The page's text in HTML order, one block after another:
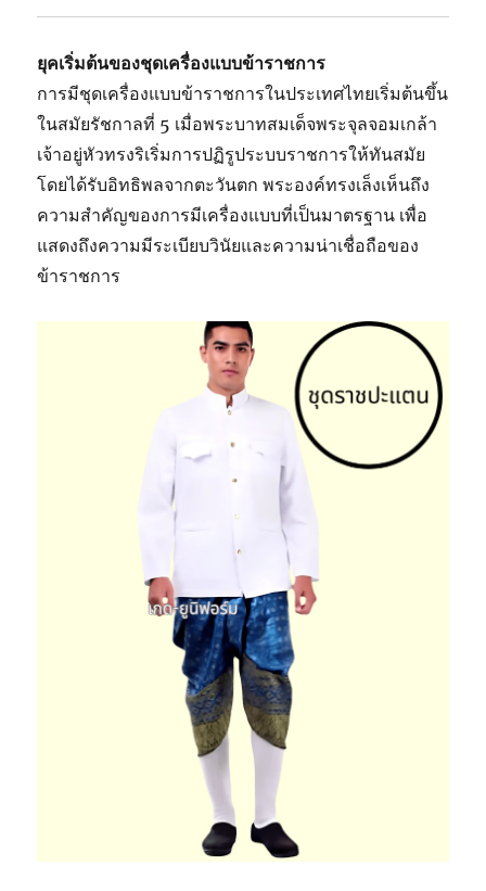
ยุคเริ่มต้นของชุดเครื่องแบบข้าราชการ
การมีชุดเครื่องแบบข้าราชการในประเทศไทยเริ่มต้นขึ้น
ในสมัยรัชกาลที่ 5 เมื่อพระบาทสมเด็จพระจุลจอมเกล้า
เจ้าอยู่หัวทรงริเริ่มการปฏิรูประบบราชการให้ทันสมัย
โดยได้รับอิทธิพลจากตะวันตก พระองค์ทรงเล็งเห็นถึง
ความสำคัญของการมีเครื่องแบบที่เป็นมาตรฐาน เพื่อ
แสดงถึงความมีระเบียบวินัยและความน่าเชื่อถือของ
ข้าราชการ